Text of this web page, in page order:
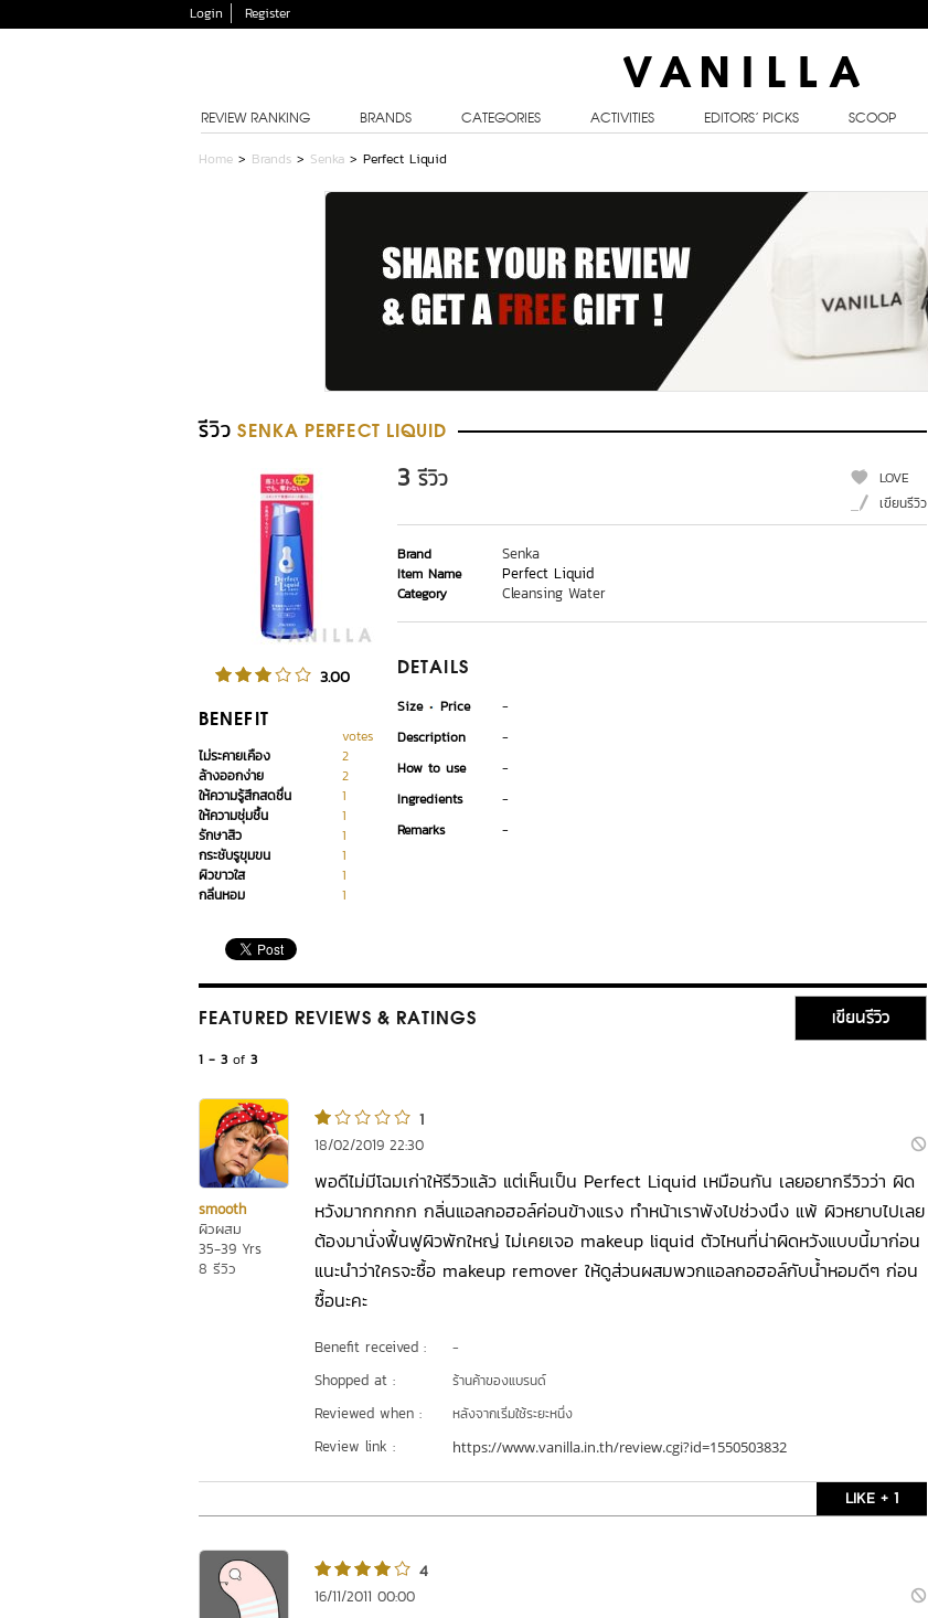
Login Register
REVIEW RANKING BRANDS CATEGORIES ACTIVITIES EDITORS’ PICKS SCOOP
Home > Brands > Senka > Perfect Liquid
รีวิว SENKA PERFECT LIQUID
3.00
BENEFIT
votes
ไม่ระคายเคือง
2
ล้างออกง่าย
2
ให้ความรู้สึกสดชื่น
1
ให้ความชุ่มชื้น
1
รักษาสิว
1
กระชับรูขุมขน
1
ผิวขาวใส
1
กลิ่นหอม
1
3 รีวิว
LOVE
เขียนรีวิว
Brand Senka
Item Name Perfect Liquid
Category Cleansing Water
DETAILS
Size Price
-
Description
-
How to use
-
Ingredients
-
Remarks
-
FEATURED REVIEWS & RATINGS เขียนรีวิว
1 - 3 of 3
smooth
ผิวผสม
35-39 Yrs
8 รีวิว
1
18/02/2019 22:30
พอดีไม่มีโฉมเก่าให้รีวิวแล้ว แต่เห็นเป็น Perfect Liquid เหมือนกัน เลยอยากรีวิวว่า ผิด
หวังมากกกกก กลิ่นแอลกอฮอล์ค่อนข้างแรง ทำหน้าเราพังไปช่วงนึง แพ้ ผิวหยาบไปเลย
ต้องมานั่งฟื้นฟูผิวพักใหญ่ ไม่เคยเจอ makeup liquid ตัวไหนที่น่าผิดหวังแบบนี้มาก่อน
แนะนำว่าใครจะซื้อ makeup remover ให้ดูส่วนผสมพวกแอลกอฮอล์กับน้ำหอมดีๆ ก่อน
ซื้อนะคะ
Benefit received : -
Shopped at : ร้านค้าของแบรนด์
Reviewed when : หลังจากเริ่มใช้ระยะหนึ่ง
Review link : https://www.vanilla.in.th/review.cgi?id=1550503832
LIKE + 1
4
16/11/2011 00:00